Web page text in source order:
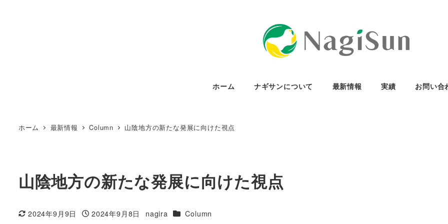
ホーム ナギサンについて 最新情報 実績 お問い合
ホーム 最新情報 Column 山陰地方の新たな発展に向けた視点
山陰地方の新たな発展に向けた視点
更新日
2024年9月9日
投稿日
2024年9月8日
著
nagira カテゴリー
Column